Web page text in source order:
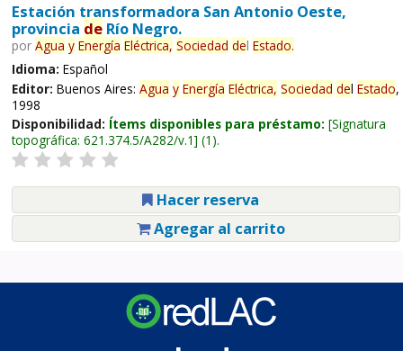
Estación transformadora San Antonio Oeste,
provincia deRío Negro.
por Agua y Energía Eléctrica, Sociedad del Estado.
Idioma: Español
Editor: Buenos Aires: Agua y Energía Eléctrica, Sociedad del Estado,
1998
Disponibilidad: Ítems disponibles para préstamo: Signatura
topográfica: 621.374.5/A282/v.1 (1).
Hacer reserva
Agregar al carrito